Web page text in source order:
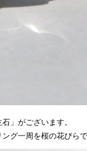
」がございます。
グ一周を桜の花びら